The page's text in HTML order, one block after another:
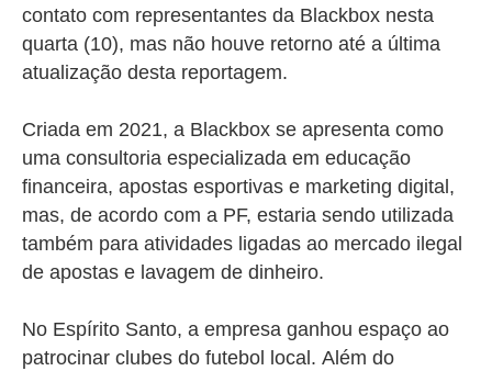
contato com representantes da Blackbox nesta
quarta (10), mas não houve retorno até a última
atualização desta reportagem.
Criada em 2021, a Blackbox se apresenta como
uma consultoria especializada em educação
financeira, apostas esportivas e marketing digital,
mas, de acordo com a PF, estaria sendo utilizada
também para atividades ligadas ao mercado ilegal
de apostas e lavagem de dinheiro.
No Espírito Santo, a empresa ganhou espaço ao
patrocinar clubes do futebol local. Além do